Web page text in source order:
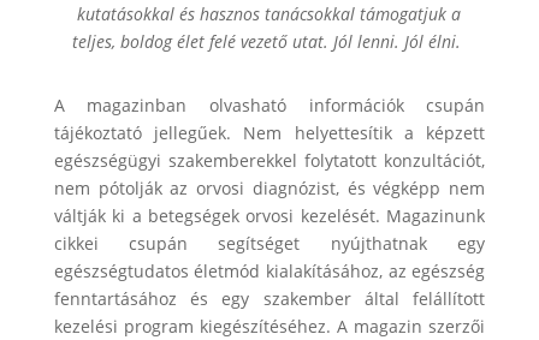
kutatásokkal és hasznos tanácsokkal támogatjuk a
teljes, boldog élet felé vezető utat. Jól lenni. Jól élni.
A magazinban olvasható információk csupán
tájékoztató jellegűek. Nem helyettesítik a képzett
egészségügyi szakemberekkel folytatott konzultációt,
nem pótolják az orvosi diagnózist, és végképp nem
váltják ki a betegségek orvosi kezelését. Magazinunk
cikkei csupán segítséget nyújthatnak egy
egészségtudatos életmód kialakításához, az egészség
fenntartásához és egy szakember által felállított
kezelési program kiegészítéséhez. A magazin szerzői